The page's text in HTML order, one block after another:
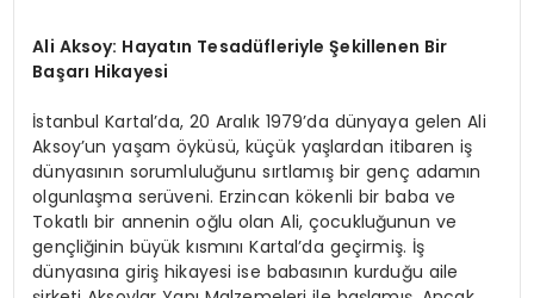
Ali Aksoy: Hayatın Tesadüfleriyle Şekillenen Bir
Başarı Hikayesi
İstanbul Kartal’da, 20 Aralık 1979’da dünyaya gelen Ali
Aksoy’un yaşam öyküsü, küçük yaşlardan itibaren iş
dünyasının sorumluluğunu sırtlamış bir genç adamın
olgunlaşma serüveni. Erzincan kökenli bir baba ve
Tokatlı bir annenin oğlu olan Ali, çocukluğunun ve
gençliğinin büyük kısmını Kartal’da geçirmiş. İş
dünyasına giriş hikayesi ise babasının kurduğu aile